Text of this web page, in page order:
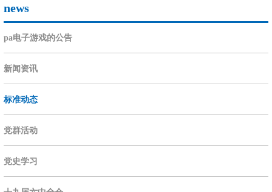
news
pa电子游戏的公告
新闻资讯
标准动态
党群活动
党史学习